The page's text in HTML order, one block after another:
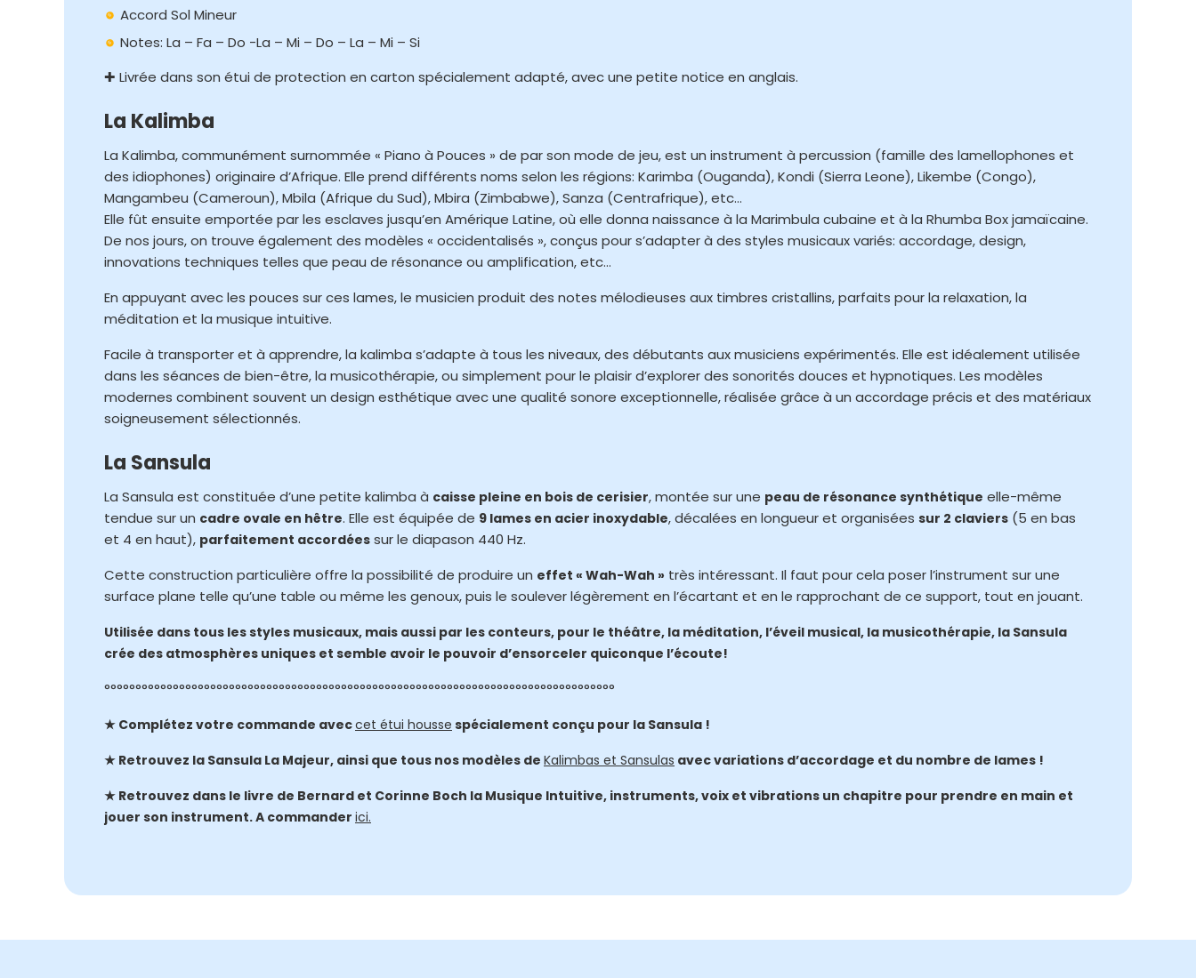
Accord Sol Mineur
Notes: La – Fa – Do -La – Mi – Do – La – Mi – Si
✚ Livrée dans son étui de protection en carton spécialement adapté, avec une petite notice en anglais.
La Kalimba
La Kalimba, communément surnommée « Piano à Pouces » de par son mode de jeu, est un instrument à percussion (famille des lamellophones et
des idiophones) originaire d’Afrique. Elle prend différents noms selon les régions: Karimba (Ouganda), Kondi (Sierra Leone), Likembe (Congo),
Mangambeu (Cameroun), Mbila (Afrique du Sud), Mbira (Zimbabwe), Sanza (Centrafrique), etc…
Elle fût ensuite emportée par les esclaves jusqu’en Amérique Latine, où elle donna naissance à la Marimbula cubaine et à la Rhumba Box jamaïcaine.
De nos jours, on trouve également des modèles « occidentalisés », conçus pour s’adapter à des styles musicaux variés: accordage, design,
innovations techniques telles que peau de résonance ou amplification, etc…
En appuyant avec les pouces sur ces lames, le musicien produit des notes mélodieuses aux timbres cristallins, parfaits pour la relaxation, la
méditation et la musique intuitive.
Facile à transporter et à apprendre, la kalimba s’adapte à tous les niveaux, des débutants aux musiciens expérimentés. Elle est idéalement utilisée
dans les séances de bien-être, la musicothérapie, ou simplement pour le plaisir d’explorer des sonorités douces et hypnotiques. Les modèles
modernes combinent souvent un design esthétique avec une qualité sonore exceptionnelle, réalisée grâce à un accordage précis et des matériaux
soigneusement sélectionnés.
La Sansula
La Sansula est constituée d’une petite kalimba à caisse pleine en bois de cerisier, montée sur une peau de résonance synthétique elle-même
tendue sur un cadre ovale en hêtre. Elle est équipée de 9 lames en acier inoxydable, décalées en longueur et organisées sur 2 claviers (5 en bas
et 4 en haut), parfaitement accordées sur le diapason 440 Hz.
Cette construction particulière offre la possibilité de produire un effet « Wah-Wah » très intéressant. Il faut pour cela poser l’instrument sur une
surface plane telle qu’une table ou même les genoux, puis le soulever légèrement en l’écartant et en le rapprochant de ce support, tout en jouant.
Utilisée dans tous les styles musicaux, mais aussi par les conteurs, pour le théâtre, la méditation, l’éveil musical, la musicothérapie, la Sansula
crée des atmosphères uniques et semble avoir le pouvoir d’ensorceler quiconque l’écoute!
°°°°°°°°°°°°°°°°°°°°°°°°°°°°°°°°°°°°°°°°°°°°°°°°°°°°°°°°°°°°°°°°°°°°°°°°°°°°°°°°°°
★ Complétez votre commande aveccet étui housse spécialement conçu pour la Sansula !
★ Retrouvez la Sansula La Majeur, ainsi que tous nos modèles de Kalimbas et Sansulas avec variations d’accordage et du nombre de lames !
★ Retrouvez dans le livre de Bernard et Corinne Boch la Musique Intuitive, instruments, voix et vibrations un chapitre pour prendre en main et
jouer son instrument. A commander ici.